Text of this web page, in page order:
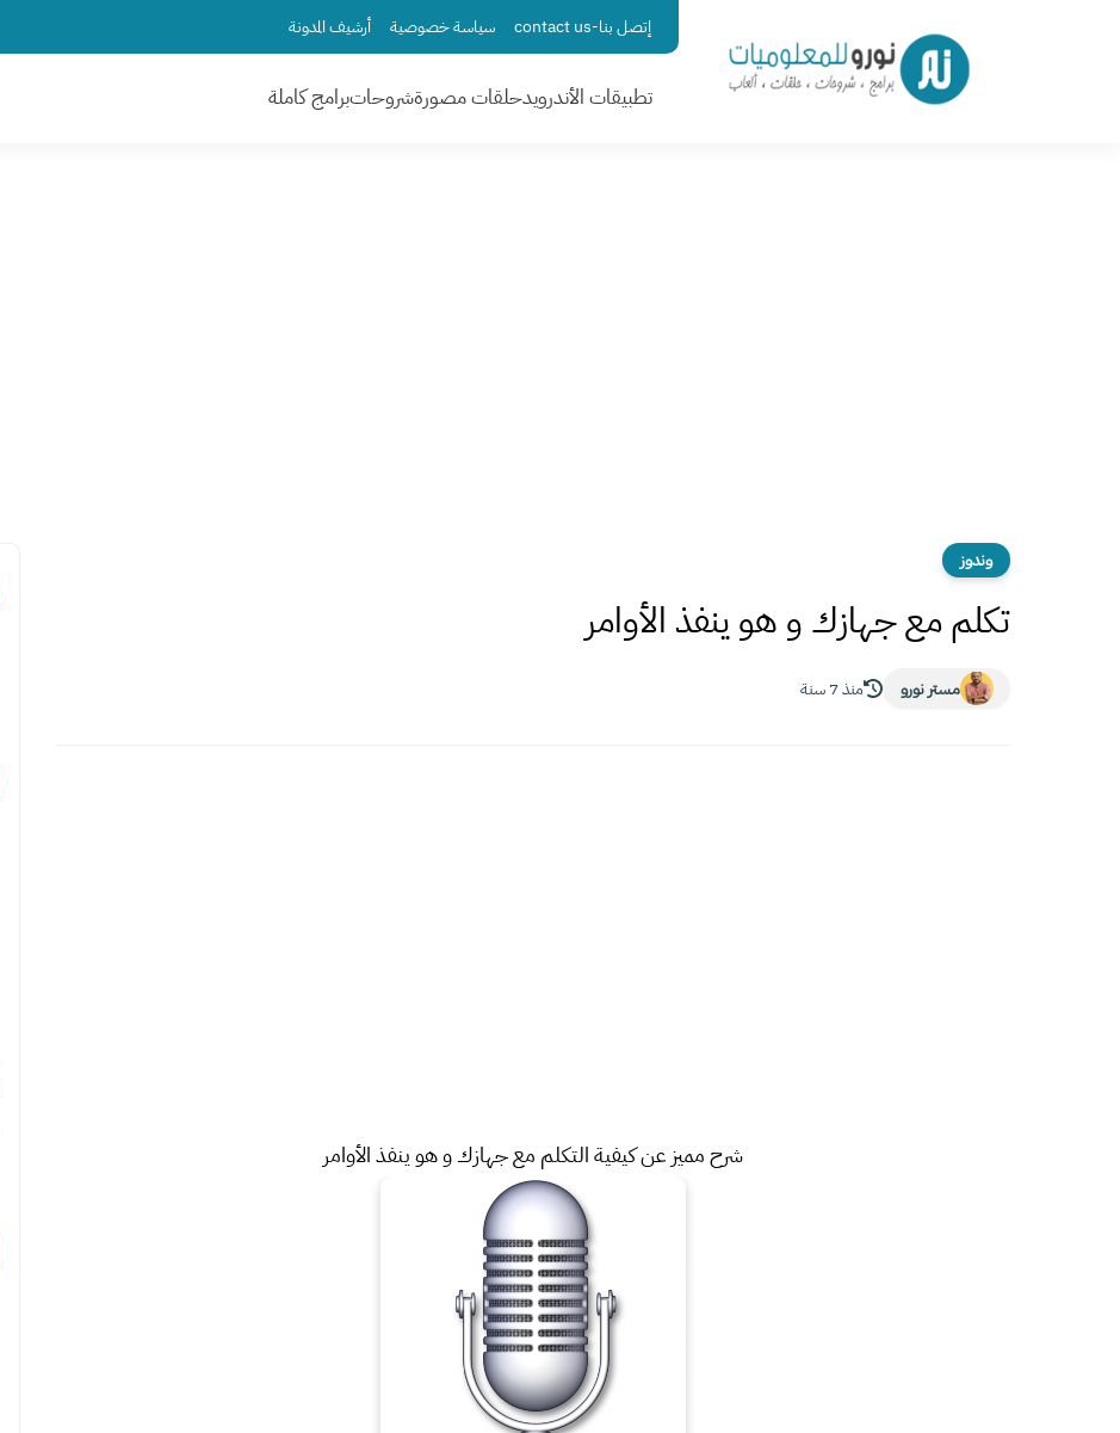
إتصل بنا-contact us سياسة خصوصية أرشيف المدونة
تطبيقات الأندرويدحلقات مصورةشروحاتبرامج كاملة
وندوز
تكلم مع جهازك و هو ينفذ الأوامر
مستر نورو منذ 7 سنة
شرح مميز عن كيفية التكلم مع جهازك و هو ينفذ الأوامر